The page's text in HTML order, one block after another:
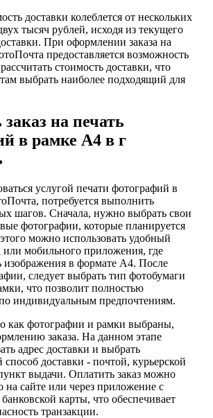
доставки колеблется от нескольких
тысяч рублей, исходя из текущего
При оформлении заказа на
предоставляется возможность
стоимость доставки, что
выбрать наиболее подходящий для
на печать
в рамке А4 в г
услугой печати фотографий в
потребуется выполнить
шагов. Сначала, нужно выбрать свои
фотографии, которые планируется
можно использовать удобный
или мобильного приложения, где
изображения в формате А4. После
следует выбрать тип фотобумаги
что позволит полностью
по индивидуальным предпочтениям.
как фотографии и рамки выбраны,
заказа. На данном этапе
адрес доставки и выбрать
доставки - почтой, курьерской
выдачи. Оплатить заказ можно
на сайте или через приложение с
карты, что обеспечивает
транзакции.